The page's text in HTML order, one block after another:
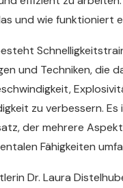
und wie funktioniert
und Techniken, die
zu verbessern. Es
der mehrere
Fähigkeiten
Dr. Laura